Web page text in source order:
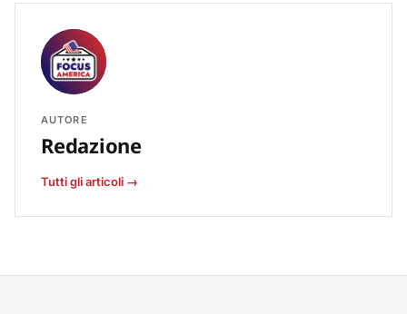
AUTORE
Redazione
Tutti gli articoli →